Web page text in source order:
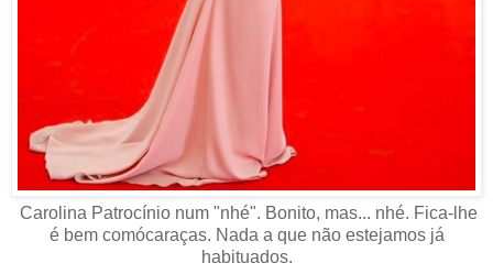
Carolina Patrocínio num "nhé". Bonito, mas... nhé. Fica-lhe
é bem comócaraças. Nada a que não estejamos já
habituados.